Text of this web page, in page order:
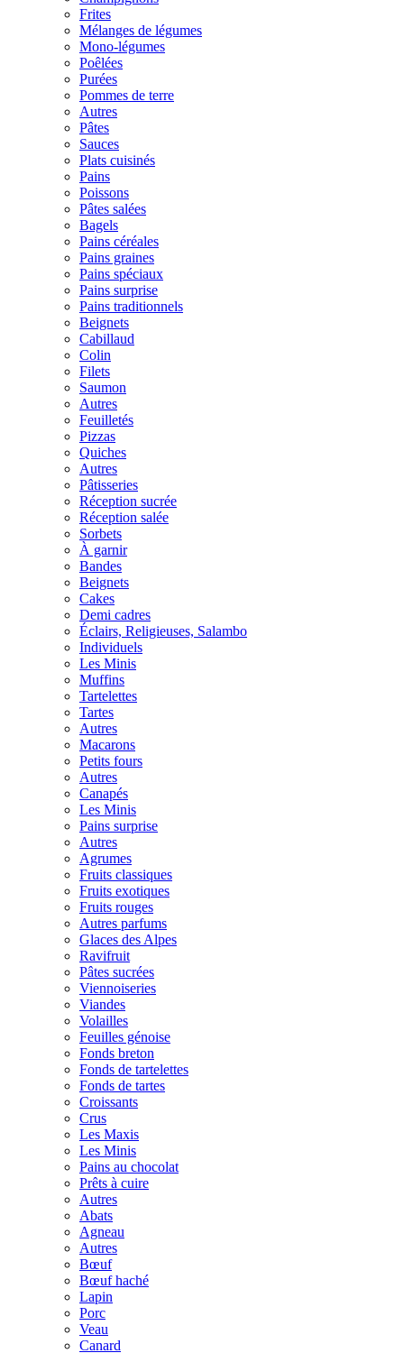
Frites
Mélanges de légumes
Mono-légumes
Poêlées
Purées
Pommes de terre
Autres
Pâtes
Sauces
Plats cuisinés
Pains
Poissons
Pâtes salées
Bagels
Pains céréales
Pains graines
Pains spéciaux
Pains surprise
Pains traditionnels
Beignets
Cabillaud
Colin
Filets
Saumon
Autres
Feuilletés
Pizzas
Quiches
Autres
Pâtisseries
Réception sucrée
Réception salée
Sorbets
À garnir
Bandes
Beignets
Cakes
Demi cadres
Éclairs, Religieuses, Salambo
Individuels
Les Minis
Muffins
Tartelettes
Tartes
Autres
Macarons
Petits fours
Autres
Canapés
Les Minis
Pains surprise
Autres
Agrumes
Fruits classiques
Fruits exotiques
Fruits rouges
Autres parfums
Glaces des Alpes
Ravifruit
Pâtes sucrées
Viennoiseries
Viandes
Volailles
Feuilles génoise
Fonds breton
Fonds de tartelettes
Fonds de tartes
Croissants
Crus
Les Maxis
Les Minis
Pains au chocolat
Prêts à cuire
Autres
Abats
Agneau
Autres
Bœuf
Bœuf haché
Lapin
Porc
Veau
Canard